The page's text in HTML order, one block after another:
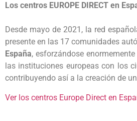
Los centros EUROPE DIRECT en
Desde mayo de 2021, la red
presente en las 17 comunidades
España, esforzándose
las instituciones europeas con los
contribuyendo así a la creación de
Ver los centros Europe Direct en